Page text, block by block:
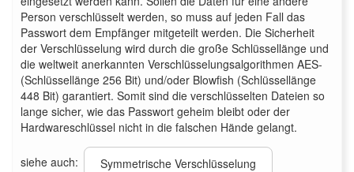
Person verschlüsselt werden, so muss auf jeden Fall das
Passwort dem Empfänger mitgeteilt werden. Die Sicherheit
der Verschlüsselung wird durch die große Schlüssellänge und
die weltweit anerkannten Verschlüsselungsalgorithmen AES-
(Schlüssellänge 256 Bit) und/oder Blowfish (Schlüssellänge
448 Bit) garantiert. Somit sind die verschlüsselten Dateien so
lange sicher, wie das Passwort geheim bleibt oder der
Hardwareschlüssel nicht in die falschen Hände gelangt.
siehe auch: Symmetrische Verschlüsselung